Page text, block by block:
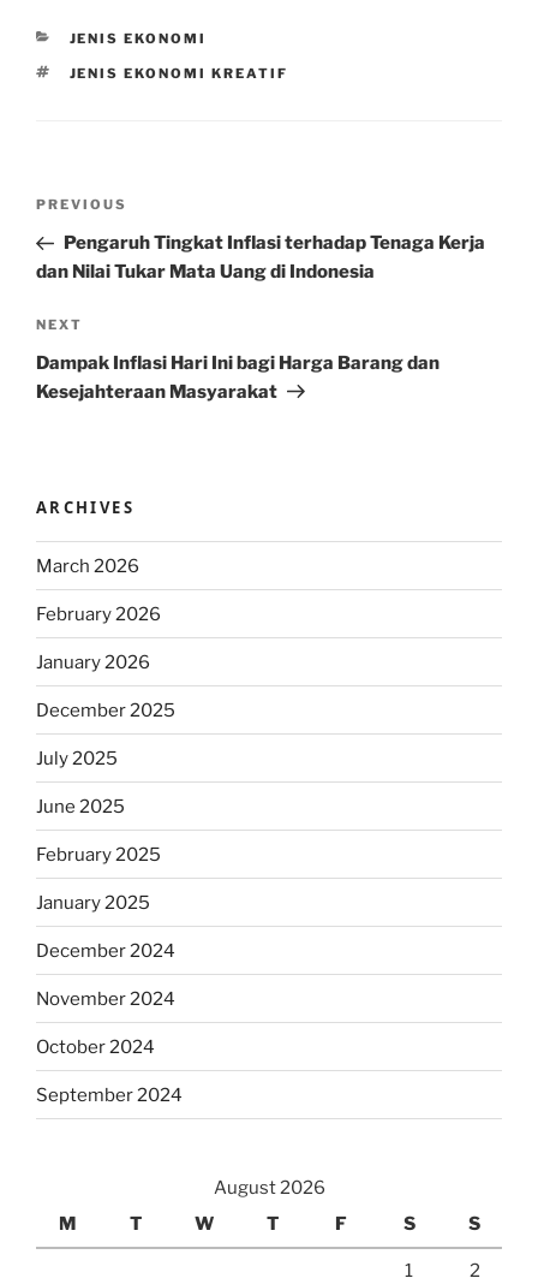
CATEGORIES
JENIS EKONOMI
TAGS
JENIS EKONOMI KREATIF
Previous
Post
PREVIOUS
Pengaruh Tingkat Inflasi terhadap Tenaga Kerja
dan Nilai Tukar Mata Uang di Indonesia
Next
Post
NEXT
Dampak Inflasi Hari Ini bagi Harga Barang dan
Kesejahteraan Masyarakat
ARCHIVES
March 2026
February 2026
January 2026
December 2025
July 2025
June 2025
February 2025
January 2025
December 2024
November 2024
October 2024
September 2024
August 2026
M
T W T F S S
1 2